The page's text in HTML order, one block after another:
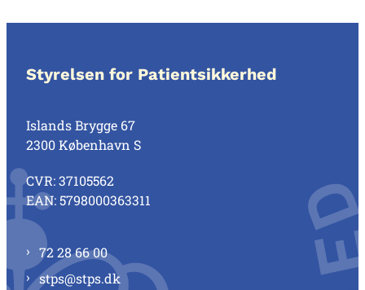
Styrelsen for Patientsikkerhed
Islands Brygge 67
2300 København S
CVR: 37105562
EAN: 5798000363311
72 28 66 00
stps@stps.dk